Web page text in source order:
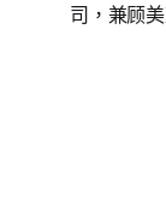
司，兼顾